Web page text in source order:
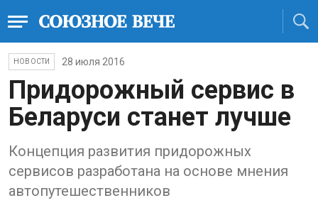
НОВОСТИ 28 июля 2016
Придорожный сервис в
Беларуси станет лучше
Концепция развития придорожных
сервисов разработана на основе мнения
автопутешественников